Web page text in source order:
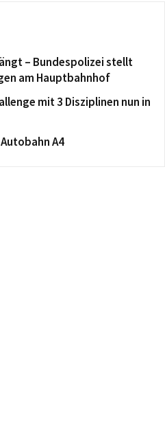
– Bundespolizei stellt
am Hauptbahnhof
mit 3 Disziplinen nun in
A4